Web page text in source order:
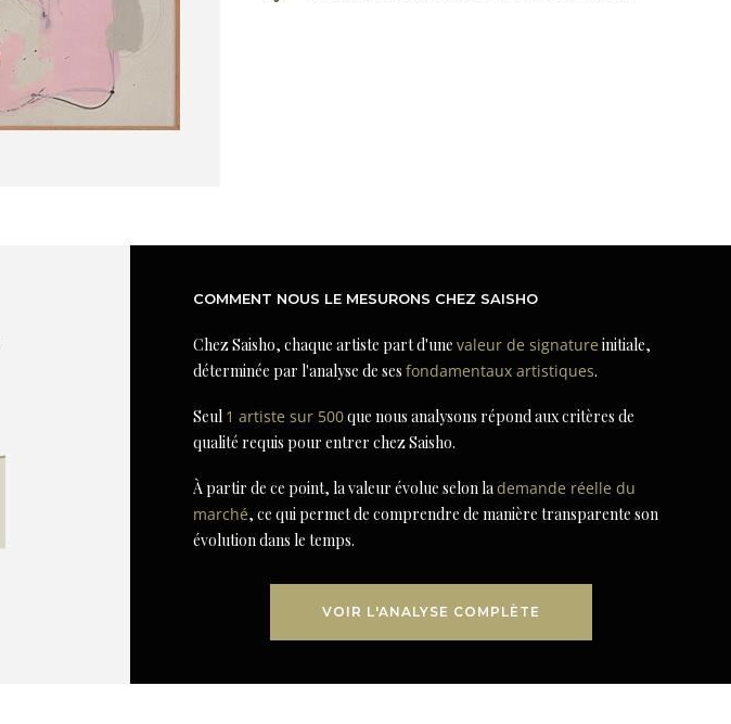
COMMENT NOUS LE MESURONS CHEZ SAISHO
Chez Saisho, chaque artiste part d'unevaleur de signature initiale,
déterminée par l'analyse de sesfondamentaux artistiques.
Seul 1 artiste sur 500que nous analysons répond aux critères de
qualité requis pour entrer chez Saisho.
À partir de ce point, la valeur évolue selon lademande réelle du
marché, ce qui permet de comprendre de manière transparente son
évolution dans le temps.
VOIR L'ANALYSE COMPLÈTE